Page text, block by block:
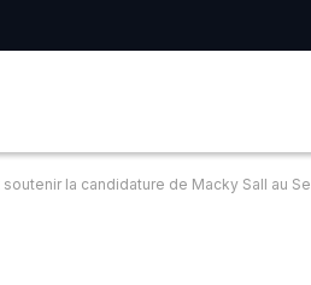
la candidature de Macky Sall au